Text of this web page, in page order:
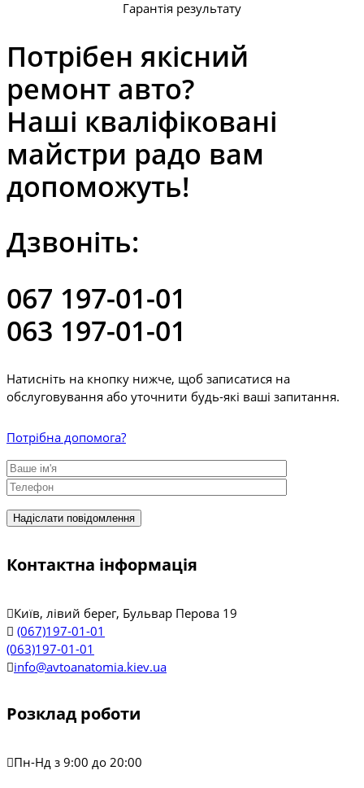
Гарантія результату
Потрібен якісний
ремонт авто?
Наші кваліфіковані
майстри радо вам
допоможуть!
Дзвоніть:
067 197-01-01
063 197-01-01
Натисніть на кнопку нижче, щоб записатися на
обслуговування або уточнити будь-які ваші запитання.
Потрібна допомога?
Контактна інформація
Київ, лівий берег, Бульвар Перова 19
(067)197-01-01
(063)197-01-01
info@avtoanatomia.kiev.ua
Розклад роботи
Пн-Нд з 9:00 до 20:00